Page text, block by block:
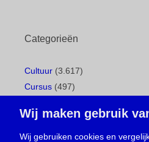
Categorieën
Cultuur (3.617)
Cursus (497)
Gemeentepagina(104)
Ingezonden brief(538)
Wij maken gebruik
Wij gebruiken cookies en